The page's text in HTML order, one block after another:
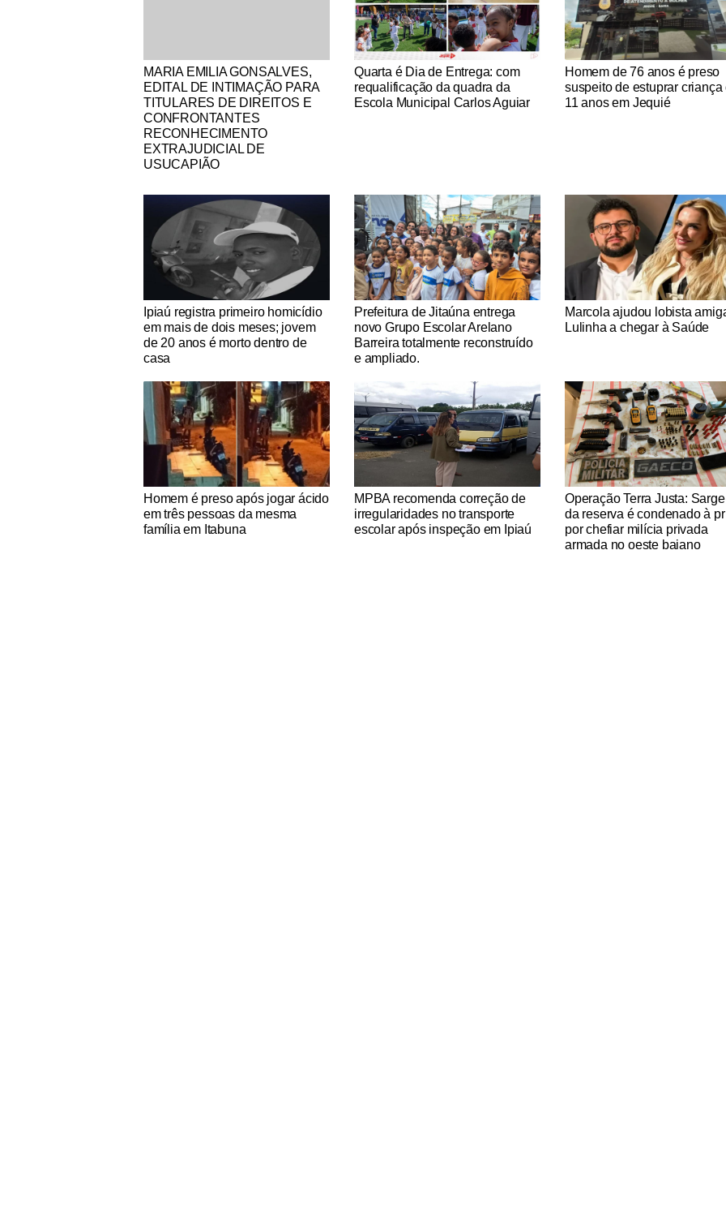
Notícias Católicas
MARIA EMILIA GONSALVES,
EDITAL DE INTIMAÇÃO PARA
TITULARES DE DIREITOS E
CONFRONTANTES
RECONHECIMENTO
EXTRAJUDICIAL DE
USUCAPIÃO
Notícias Católicas
Quarta é Dia de Entrega: com
requalificação da quadra da
Escola Municipal Carlos Aguiar
Notícias Católicas
Homem de 76 anos é preso
suspeito de estuprar criança
11 anos em Jequié
Notícias Católicas
Ipiaú registra primeiro homicídio
em mais de dois meses; jovem
de 20 anos é morto dentro de
casa
Notícias Católicas
Prefeitura de Jitaúna entrega
novo Grupo Escolar Arelano
Barreira totalmente reconstruído
e ampliado.
Notícias Católicas
Marcola ajudou lobista
Lulinha a chegar à Saúde
Notícias Católicas
Homem é preso após jogar ácido
em três pessoas da mesma
família em Itabuna
Notícias Católicas
MPBA recomenda correção de
irregularidades no transporte
escolar após inspeção em Ipiaú
Notícias Católicas
Operação Terra Justa:
da reserva é condenado à
por chefiar milícia privada
armada no oeste baiano